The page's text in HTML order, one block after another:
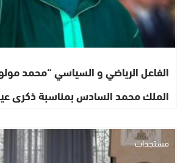
الفاعل الرياضي و السياسي “محمد
الملك محمد السادس بمناسبة ذكرى
مستجدات